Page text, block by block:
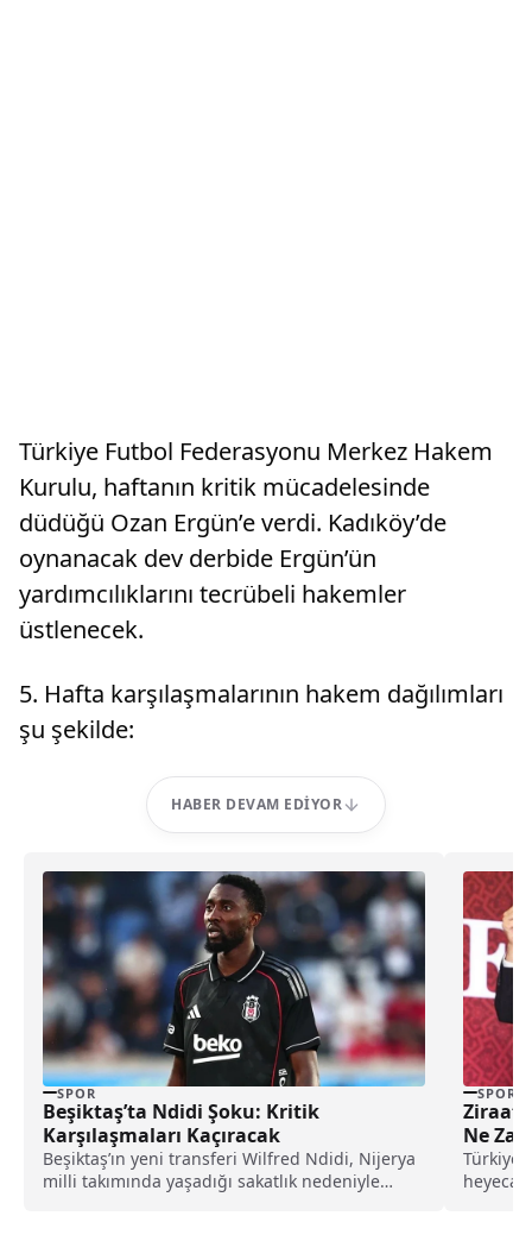
Türkiye Futbol Federasyonu Merkez Hakem
Kurulu, haftanın kritik mücadelesinde
düdüğü Ozan Ergün’e verdi. Kadıköy’de
oynanacak dev derbide Ergün’ün
yardımcılıklarını tecrübeli hakemler
üstlenecek.
5. Hafta karşılaşmalarının hakem dağılımları
şu şekilde:
HABER DEVAM EDIYOR
SPOR
Beşiktaş’ta Ndidi Şoku: Kritik
Karşılaşmaları Kaçıracak
Beşiktaş’ın yeni transferi Wilfred Ndidi, Nijerya
milli takımında yaşadığı sakatlık nedeniyle
SPOR
Ziraat
Ne